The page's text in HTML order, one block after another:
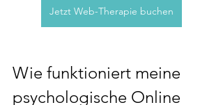
Jetzt Web-Therapie buchen
Wie funktioniert meine
psychologische Online